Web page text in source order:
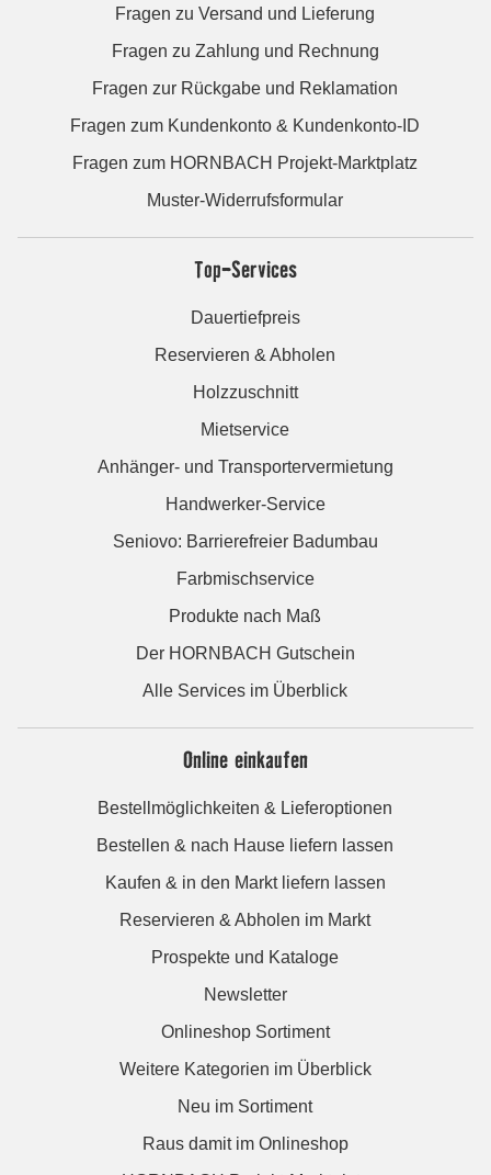
Fragen zu Versand und Lieferung
Fragen zu Zahlung und Rechnung
Fragen zur Rückgabe und Reklamation
Fragen zum Kundenkonto & Kundenkonto-ID
Fragen zum HORNBACH Projekt-Marktplatz
Muster-Widerrufsformular
Top-Services
Dauertiefpreis
Reservieren & Abholen
Holzzuschnitt
Mietservice
Anhänger- und Transportervermietung
Handwerker-Service
Seniovo: Barrierefreier Badumbau
Farbmischservice
Produkte nach Maß
Der HORNBACH Gutschein
Alle Services im Überblick
Online einkaufen
Bestellmöglichkeiten & Lieferoptionen
Bestellen & nach Hause liefern lassen
Kaufen & in den Markt liefern lassen
Reservieren & Abholen im Markt
Prospekte und Kataloge
Newsletter
Onlineshop Sortiment
Weitere Kategorien im Überblick
Neu im Sortiment
Raus damit im Onlineshop